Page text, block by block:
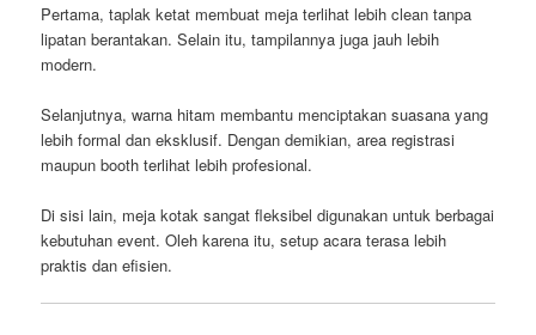
Pertama, taplak ketat membuat meja terlihat lebih clean tanpa
lipatan berantakan. Selain itu, tampilannya juga jauh lebih
modern.
Selanjutnya, warna hitam membantu menciptakan suasana yang
lebih formal dan eksklusif. Dengan demikian, area registrasi
maupun booth terlihat lebih profesional.
Di sisi lain, meja kotak sangat fleksibel digunakan untuk berbagai
kebutuhan event. Oleh karena itu, setup acara terasa lebih
praktis dan efisien.